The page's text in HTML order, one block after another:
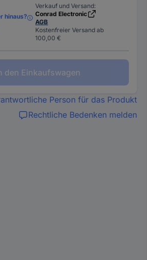
hinaus?
Verkauf und Versand:
Conrad Electronic
AGB
Kostenfreier Versand ab
100,00 €
den Einkaufswagen
Person für das Produkt
Rechtliche Bedenken melden